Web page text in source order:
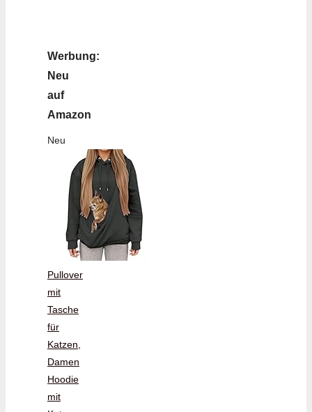
Werbung:
Neu
auf
Amazon
Neu
Pullover
mit
Tasche
für
Katzen,
Damen
Hoodie
mit